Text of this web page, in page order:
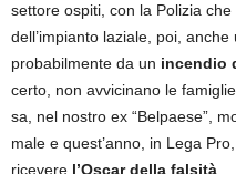
settore ospiti, con la Polizia
dell’impianto laziale, poi,
probabilmente da un incendio
certo, non avvicinano le
sa, nel nostro ex “Belpaese”,
male e quest’anno, in Lega
ricevere l’Oscar della falsità.